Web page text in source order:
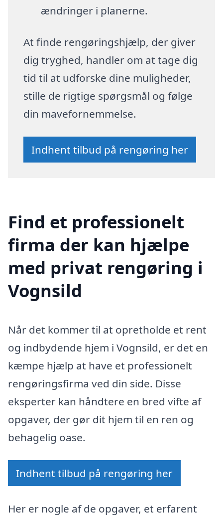
ændringer i planerne.
At finde rengøringshjælp, der giver
dig tryghed, handler om at tage dig
tid til at udforske dine muligheder,
stille de rigtige spørgsmål og følge
din mavefornemmelse.
Indhent tilbud på rengøring her
Find et professionelt
firma der kan hjælpe
med privat rengøring i
Vognsild
Når det kommer til at opretholde et rent
og indbydende hjem i Vognsild, er det en
kæmpe hjælp at have et professionelt
rengøringsfirma ved din side. Disse
eksperter kan håndtere en bred vifte af
opgaver, der gør dit hjem til en ren og
behagelig oase.
Indhent tilbud på rengøring her
Her er nogle af de opgaver, et erfarent